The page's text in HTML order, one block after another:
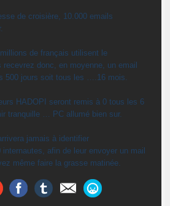
de croisière, 10.000 emails
de français utilisent le
recevrez donc, en moyenne, un email
500 jours soit tous les ….16 mois.
HADOPI seront remis à 0 tous les 6
tranquille … PC allumé bien sur.
jamais à identifier
afin de leur envoyer un mail
même faire la grasse matinée.